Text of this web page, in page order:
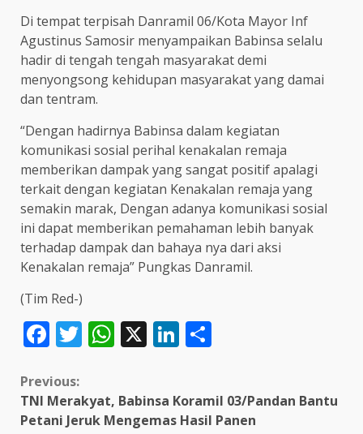
Di tempat terpisah Danramil 06/Kota Mayor Inf
Agustinus Samosir menyampaikan Babinsa selalu
hadir di tengah tengah masyarakat demi
menyongsong kehidupan masyarakat yang damai
dan tentram.
“Dengan hadirnya Babinsa dalam kegiatan
komunikasi sosial perihal kenakalan remaja
memberikan dampak yang sangat positif apalagi
terkait dengan kegiatan Kenakalan remaja yang
semakin marak, Dengan adanya komunikasi sosial
ini dapat memberikan pemahaman lebih banyak
terhadap dampak dan bahaya nya dari aksi
Kenakalan remaja” Pungkas Danramil.
(Tim Red-)
Facebook
Twitter
WhatsApp
X LinkedIn
Continue
Reading
Previous:
TNI Merakyat, Babinsa Koramil 03/Pandan Bantu
Petani Jeruk Mengemas Hasil Panen